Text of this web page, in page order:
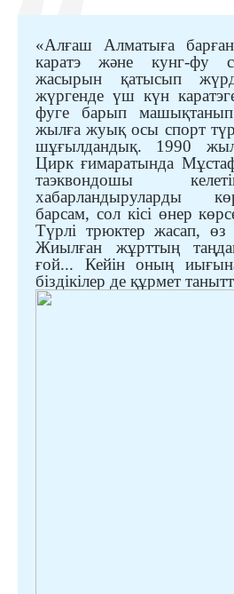
«Алғаш Алматыға барған
каратэ және кунг-фу
жасырын қатысып
жүргенде үш күн
фуге барып
жылға жуық осы спорт
шұғылдандық. 1990
Цирк ғимаратында
таэквондошы
хабарландыруларды
барсам, сол кісі өнер
Түрлі трюктер жасап, өз
Жиылған жұрттың
ғой... Кейін оның
біздікілер де құрмет